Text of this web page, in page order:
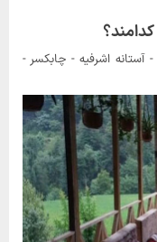
آستانه اشرفیه - چابکسر -